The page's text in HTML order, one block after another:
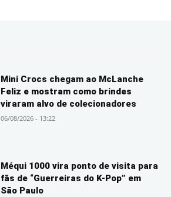
Mini Crocs chegam ao McLanche
Feliz e mostram como brindes
viraram alvo de colecionadores
06/08/2026 - 13:22
Méqui 1000 vira ponto de visita para
fãs de “Guerreiras do K-Pop” em
São Paulo